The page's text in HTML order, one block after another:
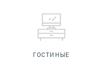
ГОСТИНЫЕ